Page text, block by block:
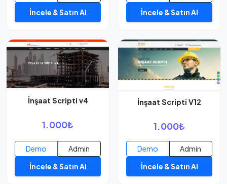
İncele & Satın Al
İncele & Satın Al
İnşaat Scripti v4
1.000₺
Demo
Admin
İncele & Satın Al
İnşaat Scripti V12
1.000₺
Demo
Admin
İncele & Satın Al